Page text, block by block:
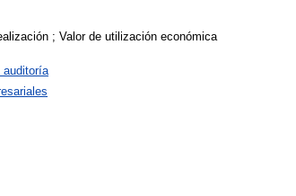
; Valor de utilización económica
auditoría